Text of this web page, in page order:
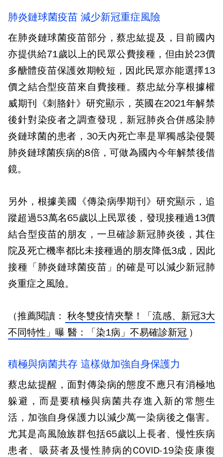
肺炎鏈球菌疫苗 減少新冠重症風險
在肺炎鏈球菌疫苗部分，蔡忠紘提及，目前國內
亦提供給71歲以上的民眾公費接種，但由於23價
多醣體疫苗保護效期較短，因此民眾亦能選擇13
價之結合型疫苗來自費接種。蔡忠紘分享根據權
威期刊《刺胳針》研究顯示，英國在2021年解禁
後針對染疫者之調查發現，新冠肺炎合併感染肺
炎鏈球菌的患者，30天內死亡率是單獨感染侵襲
肺炎鏈球菌疾病的8倍，可做為國內今年解禁後借
鏡。
另外，根據美國《傳染病學期刊》研究顯示，追
蹤超過53萬名65歲以上民眾後，發現接種過13價
結合型疫苗的朋友，一旦確診新冠肺炎後，其住
院及死亡機率都比未接種過的朋友降低3成，因此
接種「肺炎鏈球菌疫苗」的確是可以減少新冠肺
炎重症之風險。
（推薦閱讀： 秋冬雙疫情夾擊！「流感、新冠3大
不同特性」曝 醫：「染1病」不易確診新冠 ）
積極與病菌共存 這樣做加強自身保護力
蔡忠紘提醒，面對傳染病的態度不應只有消極地
躲避，而是要積極與病菌共存進入新的常態生
活，加強自身保護力以減少萬一染病後之傷害。
尤其是高風險族群包括65歲以上長者、慢性疾病
患者、吸菸者及慢性肺病的COVID-19染疫康復